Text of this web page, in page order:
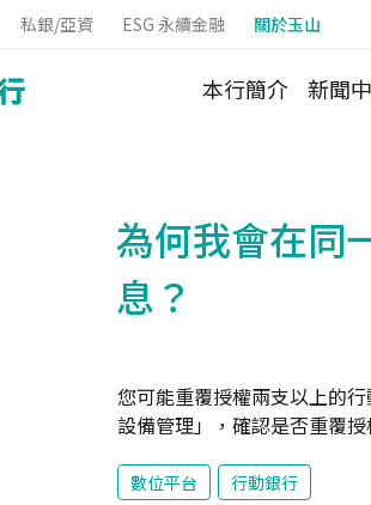
私銀/亞資 ESG 永續金融 關於玉山
本行簡介 新聞
為何我會在同
息？
您可能重覆授權兩支以上的
設備管理」，確認是否重覆
數位平台 行動銀行